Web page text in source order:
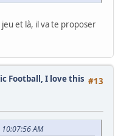
jeu et là, il va te proposer
#13
Football, I love this
AM